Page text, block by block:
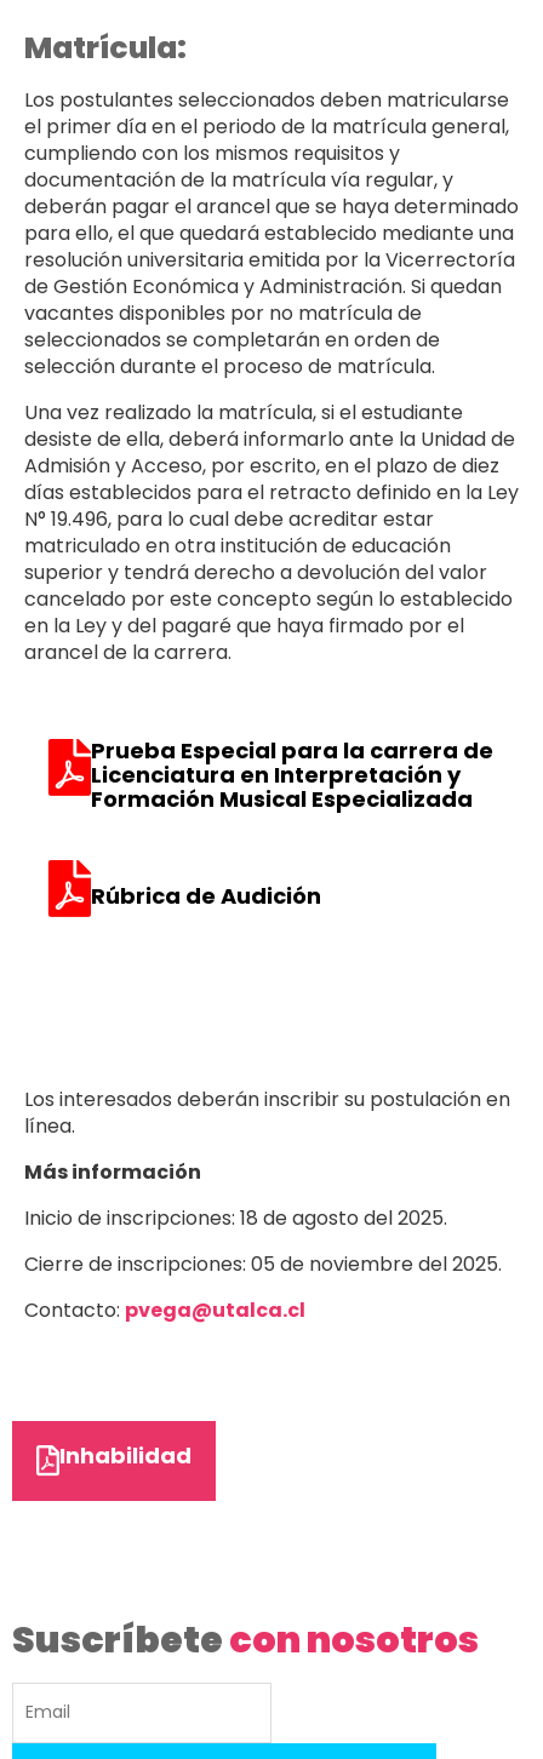
Matrícula:
Los postulantes seleccionados deben matricularse
el primer día en el periodo de la matrícula general,
cumpliendo con los mismos requisitos y
documentación de la matrícula vía regular, y
deberán pagar el arancel que se haya determinado
para ello, el que quedará establecido mediante una
resolución universitaria emitida por la Vicerrectoría
de Gestión Económica y Administración. Si quedan
vacantes disponibles por no matrícula de
seleccionados se completarán en orden de
selección durante el proceso de matrícula.
Una vez realizado la matrícula, si el estudiante
desiste de ella, deberá informarlo ante la Unidad de
Admisión y Acceso, por escrito, en el plazo de diez
días establecidos para el retracto definido en la Ley
N° 19.496, para lo cual debe acreditar estar
matriculado en otra institución de educación
superior y tendrá derecho a devolución del valor
cancelado por este concepto según lo establecido
en la Ley y del pagaré que haya firmado por el
arancel de la carrera.
Prueba Especial para la carrera de
Licenciatura en Interpretación y
Formación Musical Especializada
Rúbrica de Audición
Los interesados deberán inscribir su postulación en
línea.
Más información
Inicio de inscripciones: 18 de agosto del 2025.
Cierre de inscripciones: 05 de noviembre del 2025.
Contacto: pvega@utalca.cl
Inhabilidad
Suscríbetecon nosotros